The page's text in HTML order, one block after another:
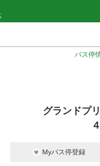
バス停
グランドプ
Myバス停登録